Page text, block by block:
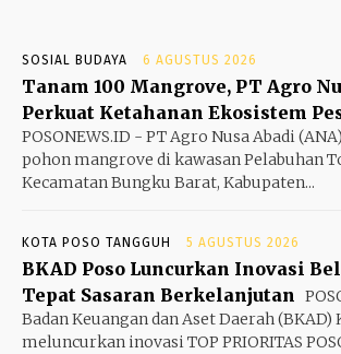
SOSIAL BUDAYA 6 AGUSTUS 2026
Tanam 100 Mangrove, PT Agro
Perkuat Ketahanan Ekosistem
POSONEWS.ID - PT Agro Nusa Abadi
pohon mangrove di kawasan Pelabuhan
Kecamatan Bungku Barat, Kabupaten...
KOTA POSO TANGGUH 5 AGUSTUS 2026
BKAD Poso Luncurkan Inovasi
Tepat Sasaran Berkelanjutan
Badan Keuangan dan Aset Daerah (BKAD)
meluncurkan inovasi TOP PRIORITAS